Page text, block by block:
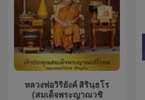
หลวงพ่อวิริยังค์ สิรินฺธโร
(สมเด็จพระญาณวชิ